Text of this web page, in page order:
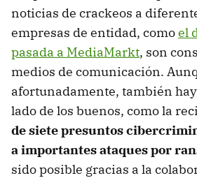
noticias de crackeos a
empresas de entidad, comoel
pasada a MediaMarkt, son
medios de comunicación.
afortunadamente, también
lado de los buenos, como la
de siete presuntos
a importantes ataques por
sido posible gracias a la